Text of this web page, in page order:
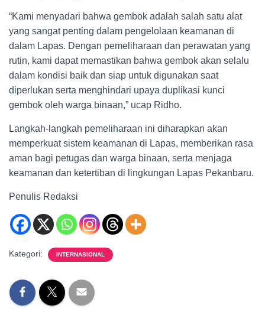
“Kami menyadari bahwa gembok adalah salah satu alat
yang sangat penting dalam pengelolaan keamanan di
dalam Lapas. Dengan pemeliharaan dan perawatan yang
rutin, kami dapat memastikan bahwa gembok akan selalu
dalam kondisi baik dan siap untuk digunakan saat
diperlukan serta menghindari upaya duplikasi kunci
gembok oleh warga binaan,” ucap Ridho.
Langkah-langkah pemeliharaan ini diharapkan akan
memperkuat sistem keamanan di Lapas, memberikan rasa
aman bagi petugas dan warga binaan, serta menjaga
keamanan dan ketertiban di lingkungan Lapas Pekanbaru.
Penulis Redaksi
Kategori: INTERNASIONAL